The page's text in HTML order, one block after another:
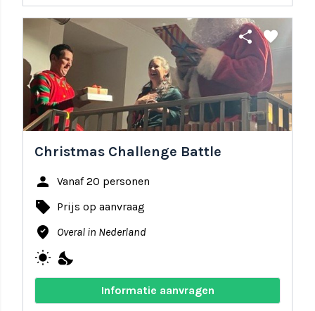
share favorite
Christmas Challenge Battle
person Vanaf 20 personen
local_offer Prijs op aanvraag
where_to_vote Overal in Nederland
wb_sunny nights_stay
Informatie aanvragen